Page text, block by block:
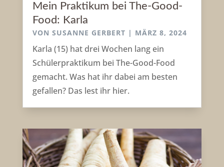
Mein Praktikum bei The-Good-
Food: Karla
VON SUSANNE GERBERT | MÄRZ 8, 2024
Karla (15) hat drei Wochen lang ein
Schülerpraktikum bei The-Good-Food
gemacht. Was hat ihr dabei am besten
gefallen? Das lest ihr hier.